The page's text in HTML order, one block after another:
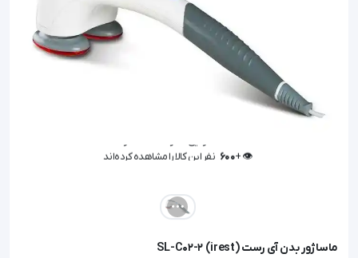
👁️ +
600 نفر این کالا را مشاهده کرده‌اند
ماساژور بدن آی رست (irest) SL-C02-2